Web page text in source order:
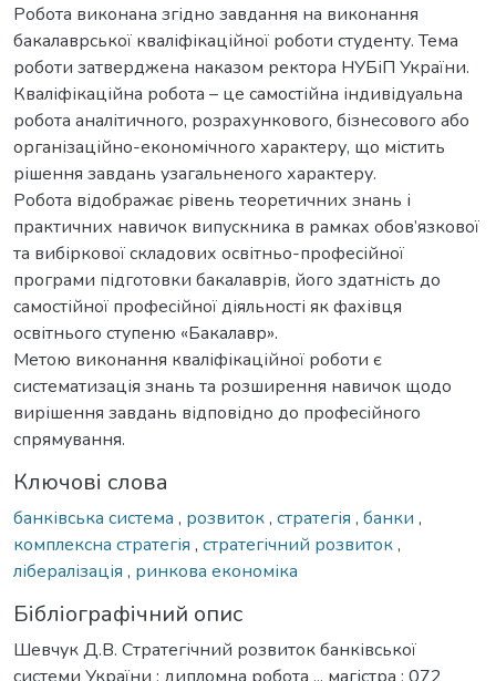
Робота виконана згідно завдання на виконання
бакалаврської кваліфікаційної роботи студенту. Тема
роботи затверджена наказом ректора НУБіП України.
Кваліфікаційна робота – це самостійна індивідуальна
робота аналітичного, розрахункового, бізнесового або
організаційно-економічного характеру, що містить
рішення завдань узагальненого характеру.
Робота відображає рівень теоретичних знань і
практичних навичок випускника в рамках обов’язкової
та вибіркової складових освітньо-професійної
програми підготовки бакалаврів, його здатність до
самостійної професійної діяльності як фахівця
освітнього ступеню «Бакалавр».
Метою виконання кваліфікаційної роботи є
систематизація знань та розширення навичок щодо
вирішення завдань відповідно до професійного
спрямування.
Ключові слова
банківська система , розвиток, стратегія , банки ,
комплексна стратегія , стратегічний розвиток,
лібералізація , ринкова економіка
Бібліографічний опис
Шевчук Д.В. Стратегічний розвиток банківської